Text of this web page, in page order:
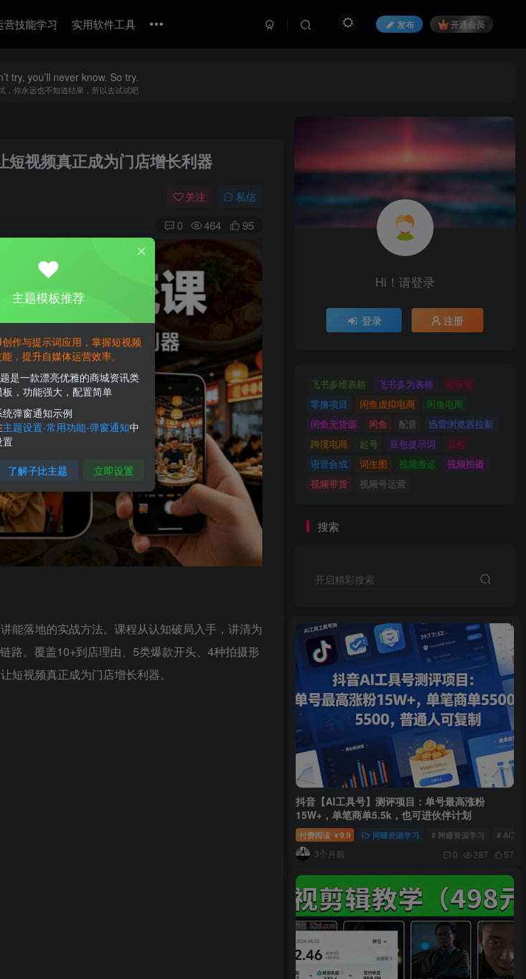
营技能学习 实用软件工具 发布 开通会员
try, you’ll never know. So try.
，你永远也不知道结果，所以去试试吧
短视频真正成为门店增长利器
关注 私信
0 464 95
能落地的实战方法。课程从认知破局入手，讲清为
路。覆盖10+到店理由、5类爆款开头、4种拍摄形
视频真正成为门店增长利器。
Hi！请登录
登录 注册
飞书多维表格 飞书多为表格
音乐号
零撸项目
闲鱼虚拟电商
闲鱼电商
闲鱼无货源
闲鱼 配音
迅雷浏览器拉新
跨境电商
起号 豆包提示词
豆包
语音合成
词生图 视频搬运
视频拍摄
视频带货
视频号运营
搜索
开启精彩搜索
抖音【AI工具号】测评项目：单号最高涨粉
15W+，单笔商单5.5k，也可进伙伴计划
付费阅读 ￥9.9 网赚资源学习 # 网赚资源学习 # AI工
3个月前 0 287 57
主题模板推荐
作与提示词应用，掌握短视频
，提升自媒体运营效率。
是一款漂亮优雅的商城资讯类
，功能强大，配置简单
弹窗通知示例
主题设置-常用功能-弹窗通知中
置
了解子比主题 立即设置